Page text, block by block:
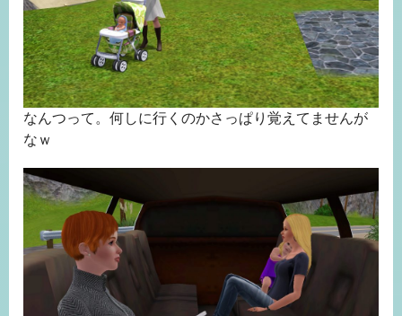
なんつって。何しに行くのかさっぱり覚えてませんが
なｗ